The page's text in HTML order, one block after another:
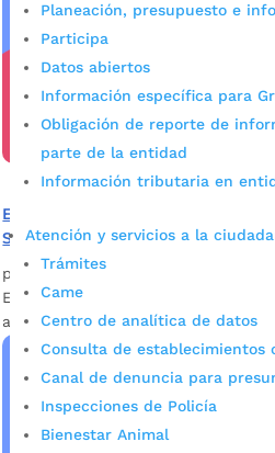
Planeación, presupuesto e
Participa
Datos abiertos
Información específica para
Obligación de reporte de
parte de la entidad
Información tributaria en
Atención y servicios a la
Trámites
Came
Centro de analítica de datos
Consulta de establecimientos
Canal de denuncia para
Inspecciones de Policía
Bienestar Animal
Este fin de semana habrá
Sisbén en los barrios
por Darlin Ramírez Leiva
Este proceso es importante para
atención en salud subsidiada, no